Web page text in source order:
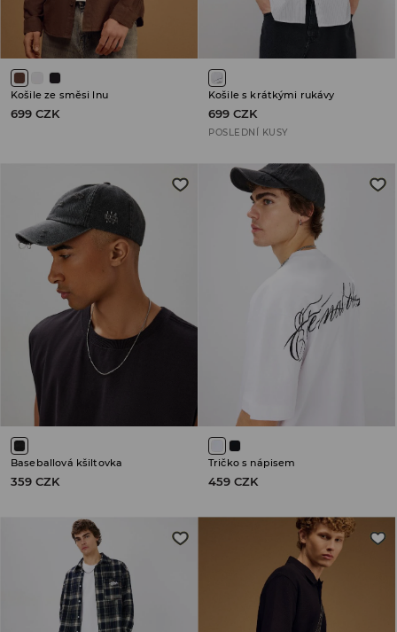
Košile ze směsi lnu
699 CZK
Košile s krátkými rukávy
699 CZK
POSLEDNÍ KUSY
Baseballová kšiltovka
359 CZK
Tričko s nápisem
459 CZK